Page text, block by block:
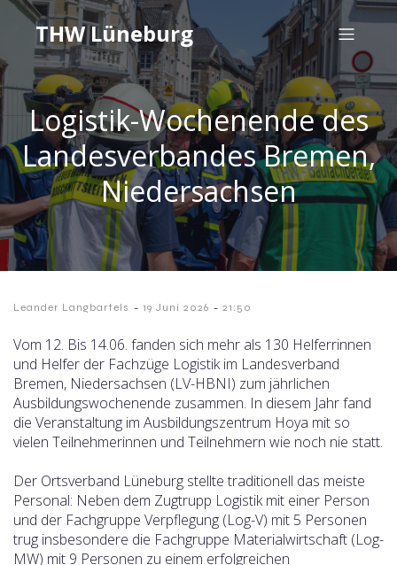
THW Lüneburg
Logistik-Wochenende des
Landesverbandes Bremen,
Niedersachsen
Leander Langbartels - 19 Juni 2026 - 21:50
Vom 12. Bis 14.06. fanden sich mehr als 130 Helferrinnen
und Helfer der Fachzüge Logistik im Landesverband
Bremen, Niedersachsen (LV-HBNI) zum jährlichen
Ausbildungswochenende zusammen. In diesem Jahr fand
die Veranstaltung im Ausbildungszentrum Hoya mit so
vielen Teilnehmerinnen und Teilnehmern wie noch nie statt.
Der Ortsverband Lüneburg stellte traditionell das meiste
Personal: Neben dem Zugtrupp Logistik mit einer Person
und der Fachgruppe Verpflegung (Log-V) mit 5 Personen
trug insbesondere die Fachgruppe Materialwirtschaft (Log-
MW) mit 9 Personen zu einem erfolgreichen